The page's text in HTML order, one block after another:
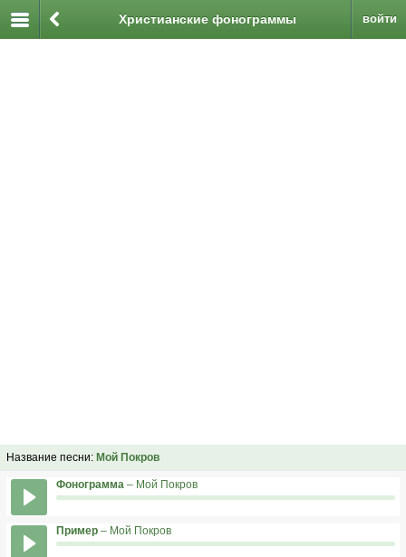
войти
Христианские фонограммы
Название песни: Мой Покров
Фонограмма – Мой Покров
Пример – Мой Покров